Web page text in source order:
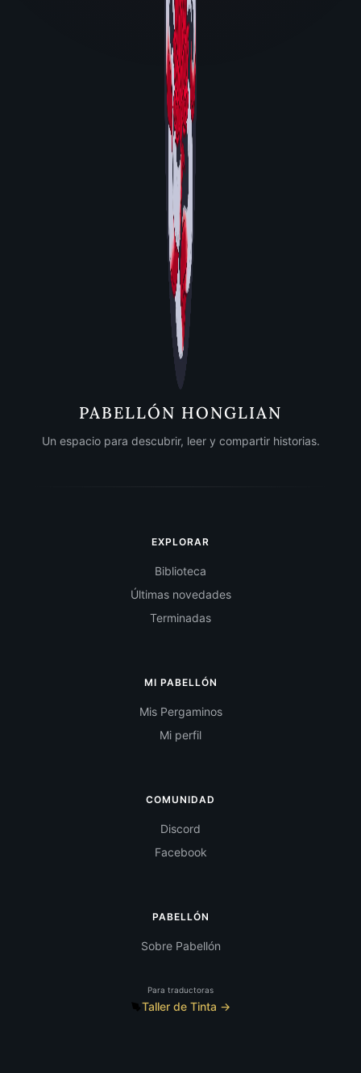
PABELLÓN HONGLIAN
Un espacio para descubrir, leer y compartir historias.
EXPLORAR
Biblioteca
Últimas novedades
Terminadas
MI PABELLÓN
Mis Pergaminos
Mi perfil
COMUNIDAD
Discord
Facebook
PABELLÓN
Sobre Pabellón
Para traductoras
Taller de Tinta →